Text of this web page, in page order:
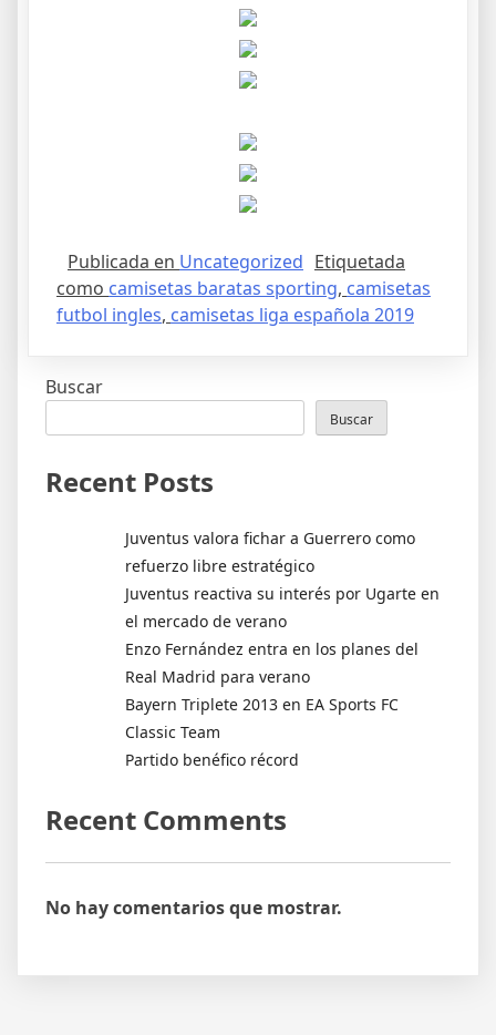
Publicada en Uncategorized Etiquetada
como camisetas baratas sporting, camisetas
futbol ingles, camisetas liga española 2019
Buscar
Buscar
Recent Posts
Juventus valora fichar a Guerrero como
refuerzo libre estratégico
Juventus reactiva su interés por Ugarte en
el mercado de verano
Enzo Fernández entra en los planes del
Real Madrid para verano
Bayern Triplete 2013 en EA Sports FC
Classic Team
Partido benéfico récord
Recent Comments
No hay comentarios que mostrar.